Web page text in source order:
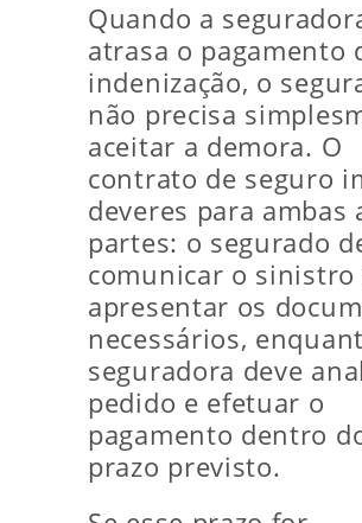
Quando a
atrasa o pagamento
indenização, o
não precisa
aceitar a demora. O
contrato de seguro
deveres para ambas
partes: o segurado
comunicar o sinistro
apresentar os
necessários,
seguradora deve
pedido e efetuar o
pagamento dentro
prazo previsto.